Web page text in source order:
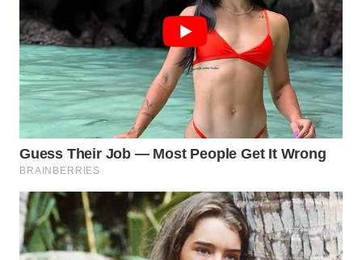
WN
DEPOK
WN
TAPANULI
UTARA
WN
SAMOSIR
WN
PADANG
LAWAS